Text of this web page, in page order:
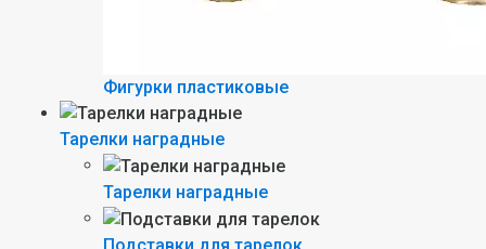
Фигурки пластиковые
Тарелки наградные
Тарелки наградные